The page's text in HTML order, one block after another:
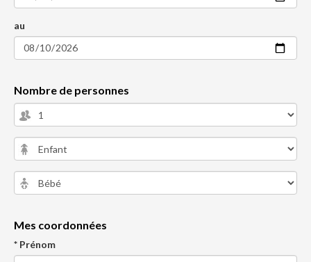
au
Nombre de personnes
Mes coordonnées
* Prénom